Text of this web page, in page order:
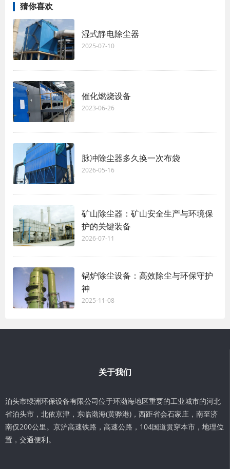
猜你喜欢
湿式静电除尘器
2025-07-10
催化燃烧设备
2023-06-26
脉冲除尘器多久换一次布袋
2026-05-16
矿山除尘器：矿山安全生产与环境保
护的关键装备
2026-07-11
锅炉除尘设备：高效除尘与环保守护
神
2025-11-08
关于我们
泊头市绿洲环保设备有限公司位于环渤海地区重要的工业城市的河北
省泊头市，北依京津，东临渤海(黄骅港)，西距省会石家庄，南至济
南仅200公里。京沪高速铁路，高速公路，104国道贯穿本市，地理位
置，交通便利。